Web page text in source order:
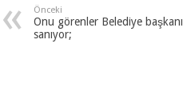
Önceki
Onu görenler Belediye başkanı
sanıyor;